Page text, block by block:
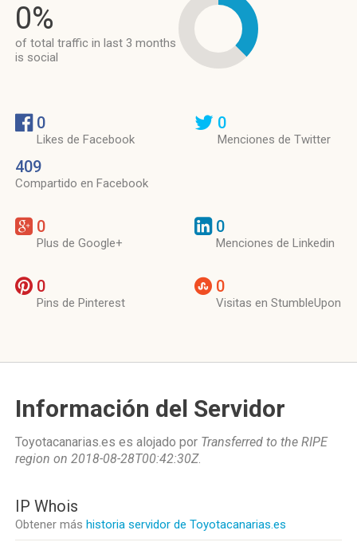
0%
of total traffic in last 3 months
is social
0
Likes de Facebook
409
Compartido en Facebook
0
Menciones de Twitter
0
Plus de Google+
0
Menciones de Linkedin
0
Pins de Pinterest
0
Visitas en StumbleUpon
Información del Servidor
Toyotacanarias.es es alojado por Transferred to the RIPE
region on 2018-08-28T00:42:30Z.
IP Whois
Obtener más historia servidor de Toyotacanarias.es